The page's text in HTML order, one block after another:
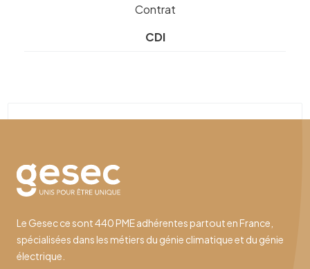
Contrat
CDI
Le Gesec ce sont 440 PME adhérentes partout en France,
spécialisées dans les métiers du génie climatique et du génie
électrique.